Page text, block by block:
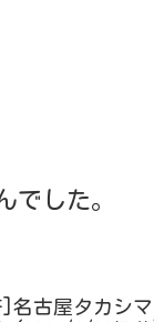
でした。
]名古屋タカシ